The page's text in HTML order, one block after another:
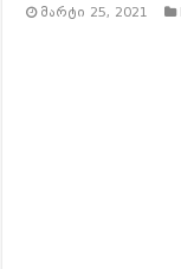
მარტი 25, 2021